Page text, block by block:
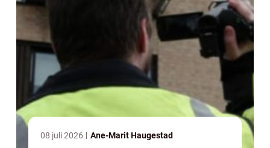
08 juli 2026 Ane-Marit Haugestad